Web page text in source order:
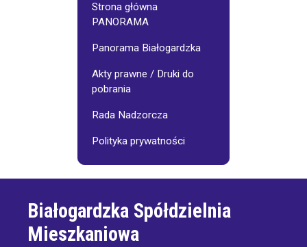
Strona główna
PANORAMA
Panorama Białogardzka
Akty prawne / Druki do
pobrania
Rada Nadzorcza
Polityka prywatności
Białogardzka Spółdzielnia
Mieszkaniowa